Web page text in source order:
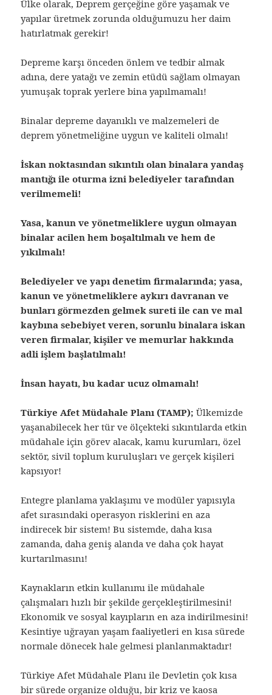
Ülke olarak, Deprem gerçeğine göre yaşamak ve
yapılar üretmek zorunda olduğumuzu her daim
hatırlatmak gerekir!
Depreme karşı önceden önlem ve tedbir almak
adına, dere yatağı ve zemin etüdü sağlam olmayan
yumuşak toprak yerlere bina yapılmamalı!
Binalar depreme dayanıklı ve malzemeleri de
deprem yönetmeliğine uygun ve kaliteli olmalı!
İskan noktasından sıkıntılı olan binalara yandaş
mantığı ile oturma izni belediyeler tarafından
verilmemeli!
Yasa, kanun ve yönetmeliklere uygun olmayan
binalar acilen hem boşaltılmalı ve hem de
yıkılmalı!
Belediyeler ve yapı denetim firmalarında; yasa,
kanun ve yönetmeliklere aykırı davranan ve
bunları görmezden gelmek sureti ile can ve mal
kaybına sebebiyet veren, sorunlu binalara iskan
veren firmalar, kişiler ve memurlar hakkında
adli işlem başlatılmalı!
İnsan hayatı, bu kadar ucuz olmamalı!
Türkiye Afet Müdahale Planı (TAMP);Ülkemizde
yaşanabilecek her tür ve ölçekteki sıkıntılarda etkin
müdahale için görev alacak, kamu kurumları, özel
sektör, sivil toplum kuruluşları ve gerçek kişileri
kapsıyor!
Entegre planlama yaklaşımı ve modüler yapısıyla
afet sırasındaki operasyon risklerini en aza
indirecek bir sistem! Bu sistemde, daha kısa
zamanda, daha geniş alanda ve daha çok hayat
kurtarılmasını!
Kaynakların etkin kullanımı ile müdahale
çalışmaları hızlı bir şekilde gerçekleştirilmesini!
Ekonomik ve sosyal kayıpların en aza indirilmesini!
Kesintiye uğrayan yaşam faaliyetleri en kısa sürede
normale dönecek hale gelmesi planlanmaktadır!
Türkiye Afet Müdahale Planı ile Devletin çok kısa
bir sürede organize olduğu, bir kriz ve kaosa